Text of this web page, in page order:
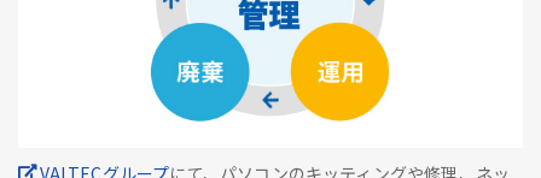
VALTECグループにて、パソコンのキッティングや修理、ネッ